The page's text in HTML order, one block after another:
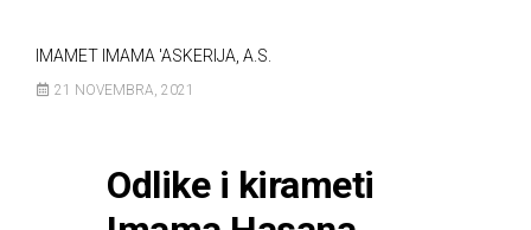
IMAMET IMAMA 'ASKERIJA, A.S.
21 NOVEMBRA, 2021
Odlike i kirameti